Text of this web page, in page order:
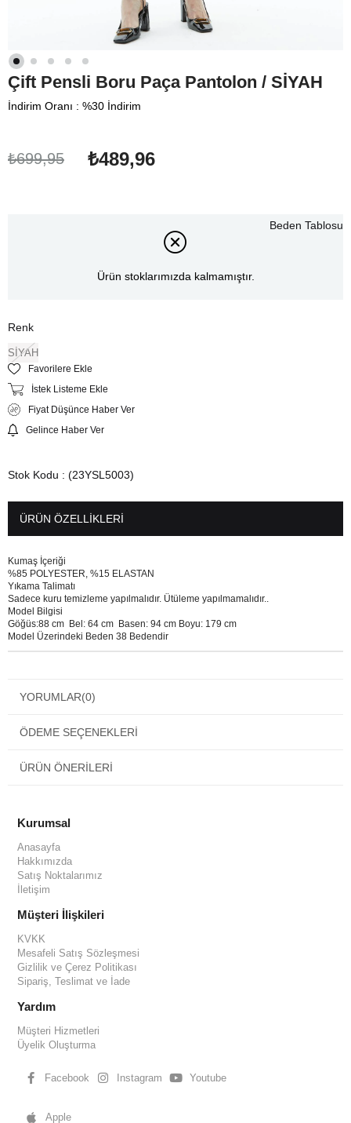
Çift Pensli Boru Paça Pantolon / SİYAH
İndirim Oranı : %30 İndirim
₺699,95 ₺489,96
Ürün stoklarımızda kalmamıştır.
Beden Tablosu
Renk
SİYAH
Favorilere Ekle
İstek Listeme Ekle
Fiyat Düşünce Haber Ver
Gelince Haber Ver
Stok Kodu (23YSL5003)
ÜRÜN ÖZELLIKLERI
Kumaş İçeriği
%85 POLYESTER, %15 ELASTAN
Yıkama Talimatı
Sadece kuru temizleme yapılmalıdır. Ütüleme yapılmamalıdır..
Model Bilgisi
Göğüs:88 cm Bel: 64 cm Basen: 94 cm Boyu: 179 cm
Model Üzerindeki Beden 38 Bedendir
YORUMLAR(0)
ÖDEME SEÇENEKLERI
ÜRÜN ÖNERILERI
Kurumsal
Anasayfa
Hakkımızda
Satış Noktalarımız
İletişim
Müşteri İlişkileri
KVKK
Mesafeli Satış Sözleşmesi
Gizlilik ve Çerez Politikası
Sipariş, Teslimat ve İade
Yardım
Müşteri Hizmetleri
Üyelik Oluşturma
Facebook Instagram Youtube
Apple